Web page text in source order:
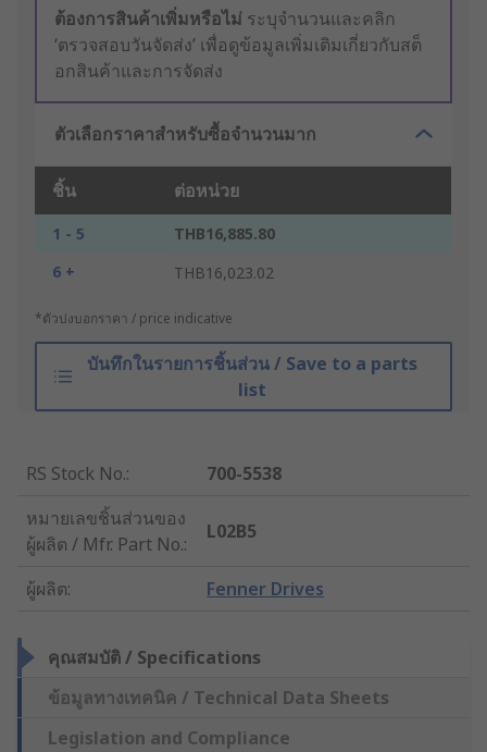
ต้องการสินค้าเพิ่มหรือไม่ ระบุจำนวนและคลิก
‘ตรวจสอบวันจัดส่ง’ เพื่อดูข้อมูลเพิ่มเติมเกี่ยวกับสต็
อกสินค้าและการจัดส่ง
ตัวเลือกราคาสำหรับซื้อจำนวนมาก
ชิ้น ต่อหน่วย
1 - 5
THB16,885.80
6 +
THB16,023.02
*ตัวบ่งบอกราคา / price indicative
บันทึกในรายการชิ้นส่วน / Save to a parts
list
RS Stock No.:
700-5538
หมายเลขชิ้นส่วนของ
ผู้ผลิต / Mfr. Part No.:
L02B5
ผู้ผลิต: Fenner Drives
คุณสมบัติ / Specifications
ข้อมูลทางเทคนิค / Technical Data Sheets
Legislation and Compliance